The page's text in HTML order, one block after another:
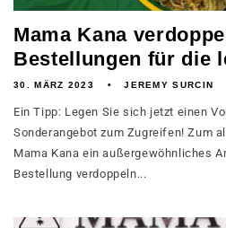
Mama Kana
Bestellungen für die
30. MÄRZ 2023 JEREMY SURCIN
Ein Tipp: Legen Sie sich jetzt einen
Sonderangebot zum Zugreifen! Zum
Mama Kana ein außergewöhnliches
Bestellung verdoppeln...